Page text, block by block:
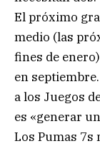
El próximo
medio (las
fines de
en
a los Juegos
es «generar
Los Pumas 7s